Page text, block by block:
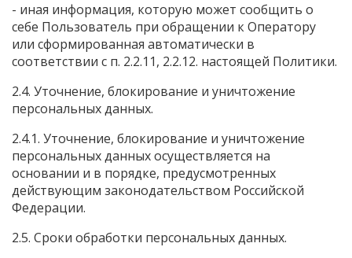
- иная информация, которую может сообщить о
себе Пользователь при обращении к Оператору
или сформированная автоматически в
соответствии с п. 2.2.11, 2.2.12. настоящей Политики.
2.4. Уточнение, блокирование и уничтожение
персональных данных.
2.4.1. Уточнение, блокирование и уничтожение
персональных данных осуществляется на
основании и в порядке, предусмотренных
действующим законодательством Российской
Федерации.
2.5. Сроки обработки персональных данных.